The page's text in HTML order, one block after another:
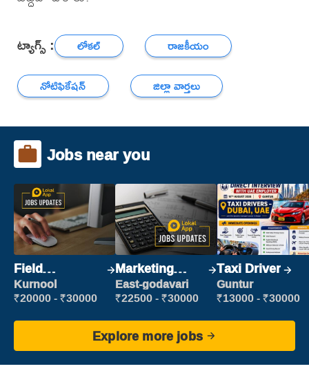
ట్యాగ్స్ : లోకల్
రాజకీయం
నోటిఫికేషన్
జిల్లా వార్తలు
Jobs near you
Field
Marketing
Executive
Kurnool
₹20000 - ₹30000
Marketing
Executive
East-godavari
₹22500 - ₹30000
Taxi Driver
Guntur
₹13000 - ₹30000
Explore more jobs